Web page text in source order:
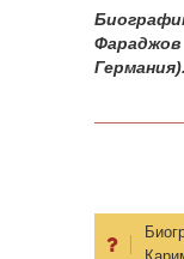
Германия).